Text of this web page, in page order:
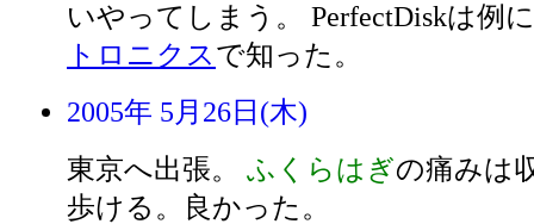
いやってしまう。 PerfectDiskは例
トロニクスで知った。
2005年 5月26日(木)
東京へ出張。 ふくらはぎの痛みは
歩ける。良かった。